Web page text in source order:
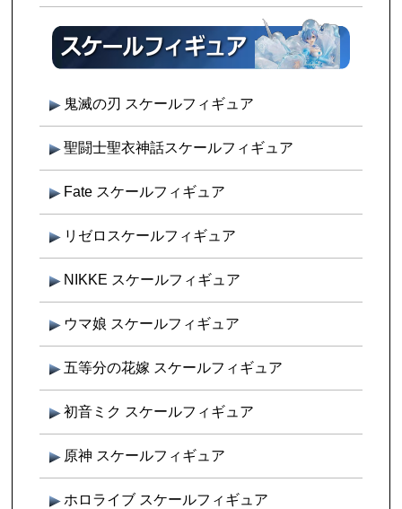
鬼滅の刃 スケールフィギュア
聖闘士聖衣神話スケールフィギュア
Fate スケールフィギュア
リゼロスケールフィギュア
NIKKE スケールフィギュア
ウマ娘 スケールフィギュア
五等分の花嫁 スケールフィギュア
初音ミク スケールフィギュア
原神 スケールフィギュア
ホロライブ スケールフィギュア